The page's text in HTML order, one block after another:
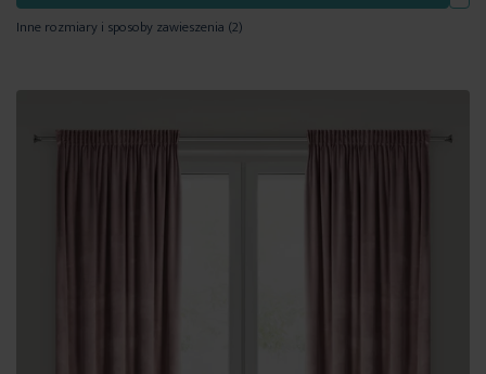
Inne rozmiary i sposoby zawieszenia (2)